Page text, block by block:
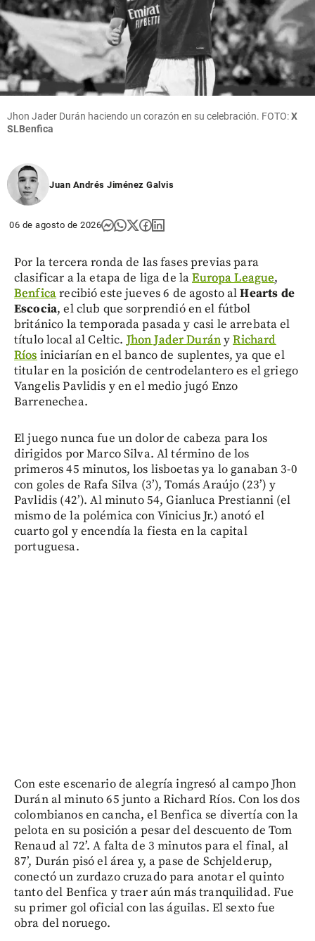
Jhon Jader Durán haciendo un corazón en su celebración. FOTO:X
SLBenfica
Juan Andrés Jiménez Galvis
06 de agosto de 2026
Por la tercera ronda de las fases previas para
clasificar a la etapa de liga de laEuropa League,
Benficarecibió este jueves 6 de agosto alHearts de
Escocia, el club que sorprendió en el fútbol
británico la temporada pasada y casi le arrebata el
título local al Celtic. Jhon Jader DurányRichard
Ríos iniciarían en el banco de suplentes, ya que el
titular en la posición de centrodelantero es el griego
Vangelis Pavlidis y en el medio jugó Enzo
Barrenechea.
El juego nunca fue un dolor de cabeza para los
dirigidos por Marco Silva. Al término de los
primeros 45 minutos, los lisboetas ya lo ganaban 3-0
con goles de Rafa Silva (3’), Tomás Araújo (23’) y
Pavlidis (42’). Al minuto 54, Gianluca Prestianni (el
mismo de la polémica con Vinicius Jr.) anotó el
cuarto gol y encendía la fiesta en la capital
portuguesa.
Con este escenario de alegría ingresó al campo Jhon
Durán al minuto 65 junto a Richard Ríos. Con los dos
colombianos en cancha, el Benfica se divertía con la
pelota en su posición a pesar del descuento de Tom
Renaud al 72’. A falta de 3 minutos para el final, al
87’, Durán pisó el área y, a pase de Schjelderup,
conectó un zurdazo cruzado para anotar el quinto
tanto del Benfica y traer aún más tranquilidad. Fue
su primer gol oficial con las águilas. El sexto fue
obra del noruego.